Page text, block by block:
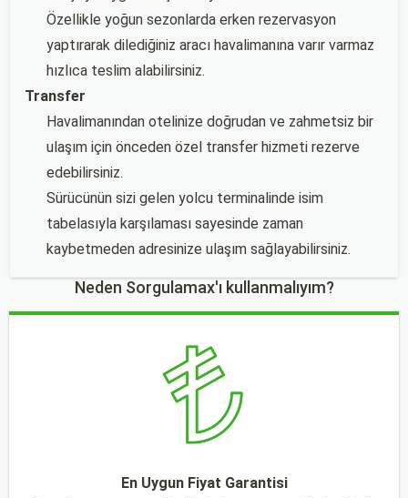
Özellikle yoğun sezonlarda erken rezervasyon
yaptırarak dilediğiniz aracı havalimanına varır varmaz
hızlıca teslim alabilirsiniz.
Transfer
Havalimanından otelinize doğrudan ve zahmetsiz bir
ulaşım için önceden özel transfer hizmeti rezerve
edebilirsiniz.
Sürücünün sizi gelen yolcu terminalinde isim
tabelasıyla karşılaması sayesinde zaman
kaybetmeden adresinize ulaşım sağlayabilirsiniz.
Neden Sorgulamax'ı kullanmalıyım?
En Uygun Fiyat Garantisi